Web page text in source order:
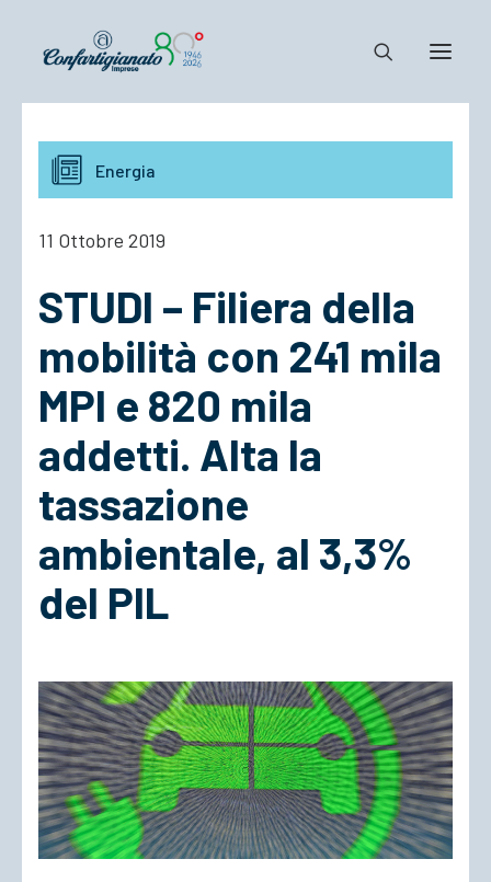
Notizie e Documenti
Confartigianato
Cosa Facciamo
ACCEDI
Energia
11 Ottobre 2019
STUDI – Filiera della
mobilità con 241 mila
MPI e 820 mila
addetti. Alta la
tassazione
ambientale, al 3,3%
del PIL